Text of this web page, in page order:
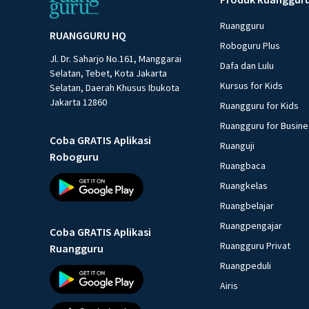
RUANGGURU HQ
Jl. Dr. Saharjo No.161, Manggarai
Selatan, Tebet, Kota Jakarta
Selatan, Daerah Khusus Ibukota
Jakarta 12860
Coba GRATIS Aplikasi
Roboguru
Coba GRATIS Aplikasi
Ruangguru
Ruangguru
Roboguru Plus
Dafa dan Lulu
Kursus for Kids
Ruangguru for Kids
Ruangguru for
Ruanguji
Ruangbaca
Ruangkelas
Ruangbelajar
Ruangpengajar
Ruangguru Privat
Ruangpeduli
Airis